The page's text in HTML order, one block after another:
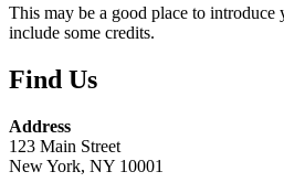
This may be a good place to introduce
include some credits.
Find Us
Address
123 Main Street
New York, NY 10001